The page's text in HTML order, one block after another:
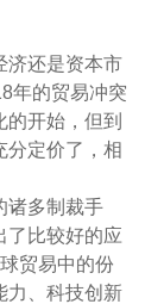
济还是资本市
年的贸易冲突
开始，但到
分定价了，相
诸多制裁手
了比较好的应
贸易中的份
力、科技创新